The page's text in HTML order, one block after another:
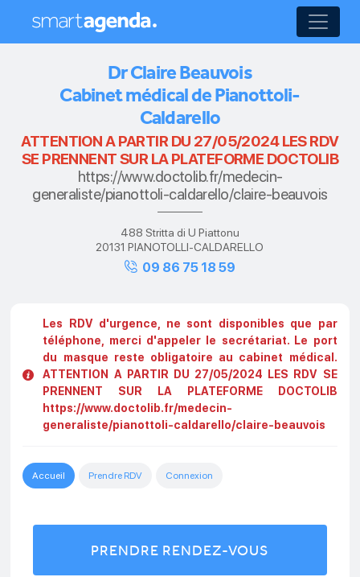
Dr Claire Beauvois
Cabinet médical de Pianottoli-
Caldarello
ATTENTION A PARTIR DU 27/05/2024 LES RDV
SE PRENNENT SUR LA PLATEFORME DOCTOLIB
https://www.doctolib.fr/medecin-
generaliste/pianottoli-caldarello/claire-beauvois
488 Stritta di U Piattonu
20131 PIANOTOLLI-CALDARELLO
09 86 75 18 59
Les RDV d'urgence, ne sont disponibles que par
téléphone, merci d'appeler le secrétariat. Le port
du masque reste obligatoire au cabinet médical.
ATTENTION A PARTIR DU 27/05/2024 LES RDV SE
PRENNENT SUR LA PLATEFORME DOCTOLIB
https://www.doctolib.fr/medecin-
generaliste/pianottoli-caldarello/claire-beauvois
Accueil Prendre RDV Connexion
PRENDRE RENDEZ-VOUS